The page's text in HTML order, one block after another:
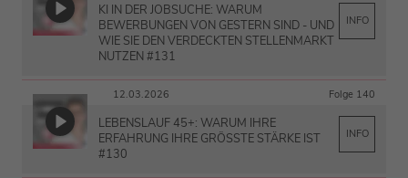
KI IN DER JOBSUCHE: WARUM
BEWERBUNGEN VON GESTERN SIND - UND
WIE SIE DEN VERDECKTEN STELLENMARKT
NUTZEN #131
INFO
12.03.2026 Folge 140
LEBENSLAUF 45+: WARUM IHRE
ERFAHRUNG IHRE GRÖSSTE STÄRKE IST #
130
INFO